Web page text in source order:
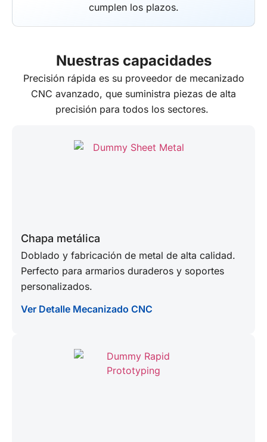
cumplen los plazos.
Chapa metálica
Doblado y fabricación de metal de alta calidad.
Perfecto para armarios duraderos y soportes
personalizados.
Ver Detalle Mecanizado CNC
Nuestras capacidades
Precisión rápida es su proveedor de mecanizado
CNC avanzado, que suministra piezas de alta
precisión para todos los sectores.